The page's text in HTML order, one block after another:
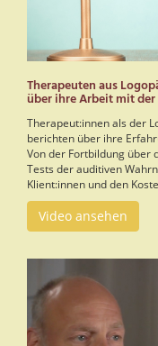
Therapeuten aus
über ihre Arbeit mit der
Therapeut:innen als der
berichten über ihre
Von der Fortbildung über
Tests der auditiven
Klient:innen und den
Video ansehen